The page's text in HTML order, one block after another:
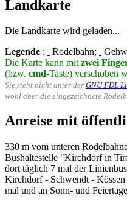
Landkarte
Die Landkarte wird geladen...
Legende : Rodelbahn;
Die Karte kann mit zwei
(bzw. cmd-Taste) verschoben
Sie steht nicht unter der GNU FDL
wohl aber die eingezeichnete
Anreise mit
330 m vom unteren
Bushaltestelle "Kirchdorf in
dort täglich 7 mal der
Kirchdorf - Schwendt -
mal und an Sonn- und